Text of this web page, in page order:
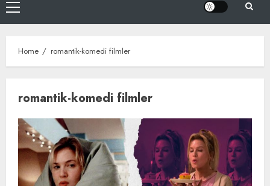
Primary
Menu
Home romantik-komedi filmler
romantik-komedi filmler